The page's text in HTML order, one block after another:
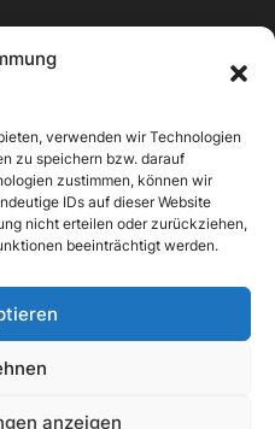
verwenden wir Technologien
zu speichern bzw. darauf
zustimmen, können wir
IDs auf dieser Website
nicht erteilen oder zurückziehen,
beeinträchtigt werden.
anzeigen
gesetzlichen MwSt.